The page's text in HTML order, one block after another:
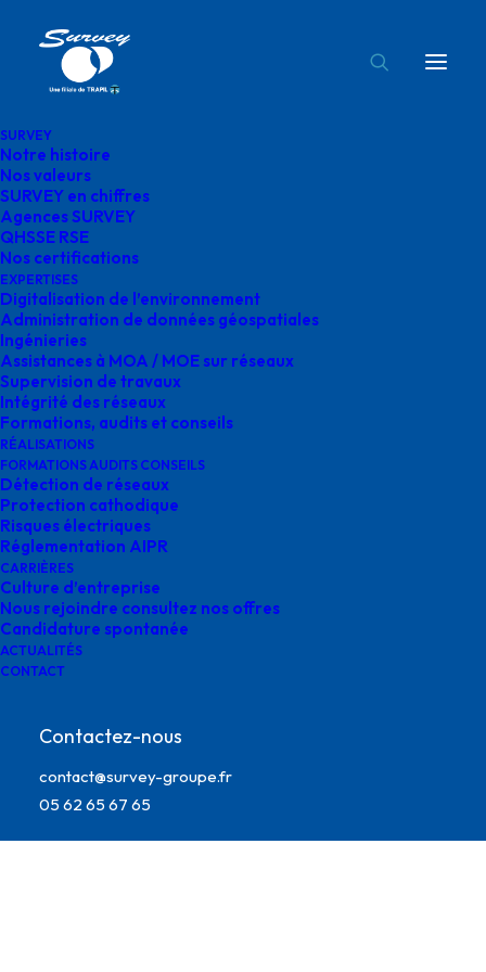
SURVEY
Notre histoire
Nos valeurs
SURVEY en chiffres
Agences SURVEY
QHSSE RSE
Nos certifications
EXPERTISES
Digitalisation de l’environnement
Administration de données géospatiales
Ingénieries
Assistances à MOA / MOE sur réseaux
Supervision de travaux
Intégrité des réseaux
Formations, audits et conseils
RÉALISATIONS
FORMATIONS AUDITS CONSEILS
Détection de réseaux
Protection cathodique
Risques électriques
Réglementation AIPR
CARRIÈRES
Culture d’entreprise
Nous rejoindre consultez nos offres
Candidature spontanée
ACTUALITÉS
CONTACT
Contactez-nous
contact@survey-groupe.fr
05 62 65 67 65
Accueil Notre histoire
Survey intégrité des
canalisations
Survey intégrité des canalisations